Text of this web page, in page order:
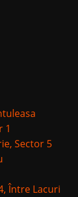
1
Sector 5
Între Lacuri